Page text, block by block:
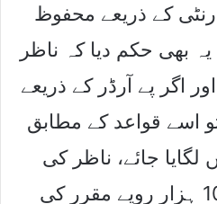
کے ذریعے محفوظ
بھی حکم دیا کہ ناظر
اگر پے آرڈر کے ذریعے
اسے قواعد کے مطابق
جائے، ناظر کی
فیس فی سرٹیفکیٹ 10 ہزار روپے مقرر کی